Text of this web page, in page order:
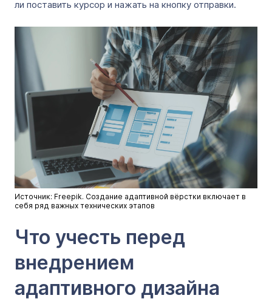
ли поставить курсор и нажать на кнопку отправки.
Источник: Freepik. Создание адаптивной вёрстки включает в
себя ряд важных технических этапов
Что учесть перед
внедрением
адаптивного дизайна